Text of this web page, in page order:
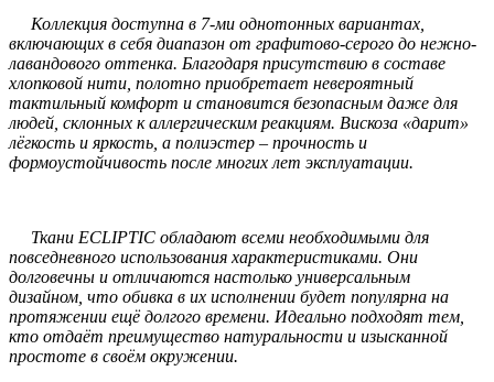
Коллекция доступна в 7-ми однотонных вариантах,
включающих в себя диапазон от графитово-серого до нежно-
лавандового оттенка. Благодаря присутствию в составе
хлопковой нити, полотно приобретает невероятный
тактильный комфорт и становится безопасным даже для
людей, склонных к аллергическим реакциям. Вискоза «дарит»
лёгкость и яркость, а полиэстер – прочность и
формоустойчивость после многих лет эксплуатации.
Ткани ECLIPTIC обладают всеми необходимыми для
повседневного использования характеристиками. Они
долговечны и отличаются настолько универсальным
дизайном, что обивка в их исполнении будет популярна на
протяжении ещё долгого времени. Идеально подходят тем,
кто отдаёт преимущество натуральности и изысканной
простоте в своём окружении.